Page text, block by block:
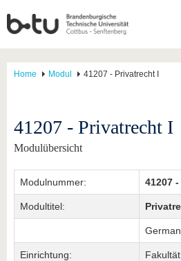
Home Modul 41207 - Privatrecht I
41207 - Privatrecht I
Modulübersicht
Modulnummer: 41207
Modultitel:
Einrichtung: